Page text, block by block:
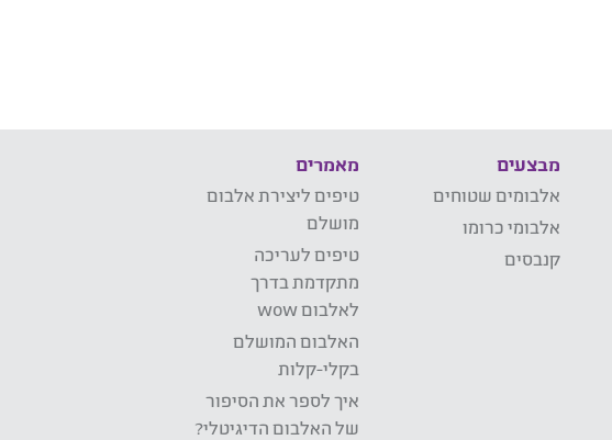
מבצעים
אלבומים שטוחים
אלבומי כרומו
קנבסים
מאמרים
טיפים ליצירת אלבום
מושלם
טיפים לעריכה
מתקדמת בדרך
לאלבום wow
האלבום המושלם
בקלי-קלות
איך לספר את הסיפור
של האלבום הדיגיטלי?